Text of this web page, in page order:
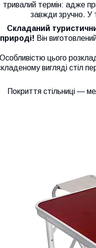
тривалий термін: адже
завжди зручно. У
Складаний
природі! Він
Особливістю цього
вигляді стіл
Покриття стільниці —